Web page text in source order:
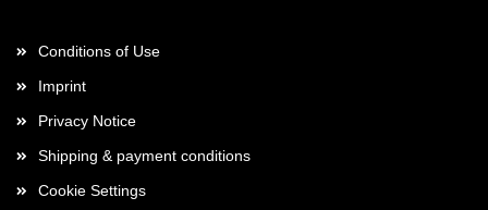
Conditions of Use
Imprint
Privacy Notice
Shipping & payment conditions
Cookie Settings